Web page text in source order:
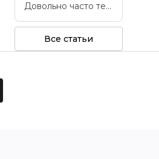
Довольно часто те...
Все статьи